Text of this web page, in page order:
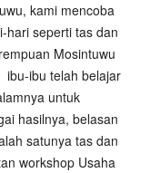
kami mencoba
hari seperti tas dan
Mosintuwu
ibu-ibu telah belajar
untuk
hasilnya, belasan
satunya tas dan
workshop Usaha